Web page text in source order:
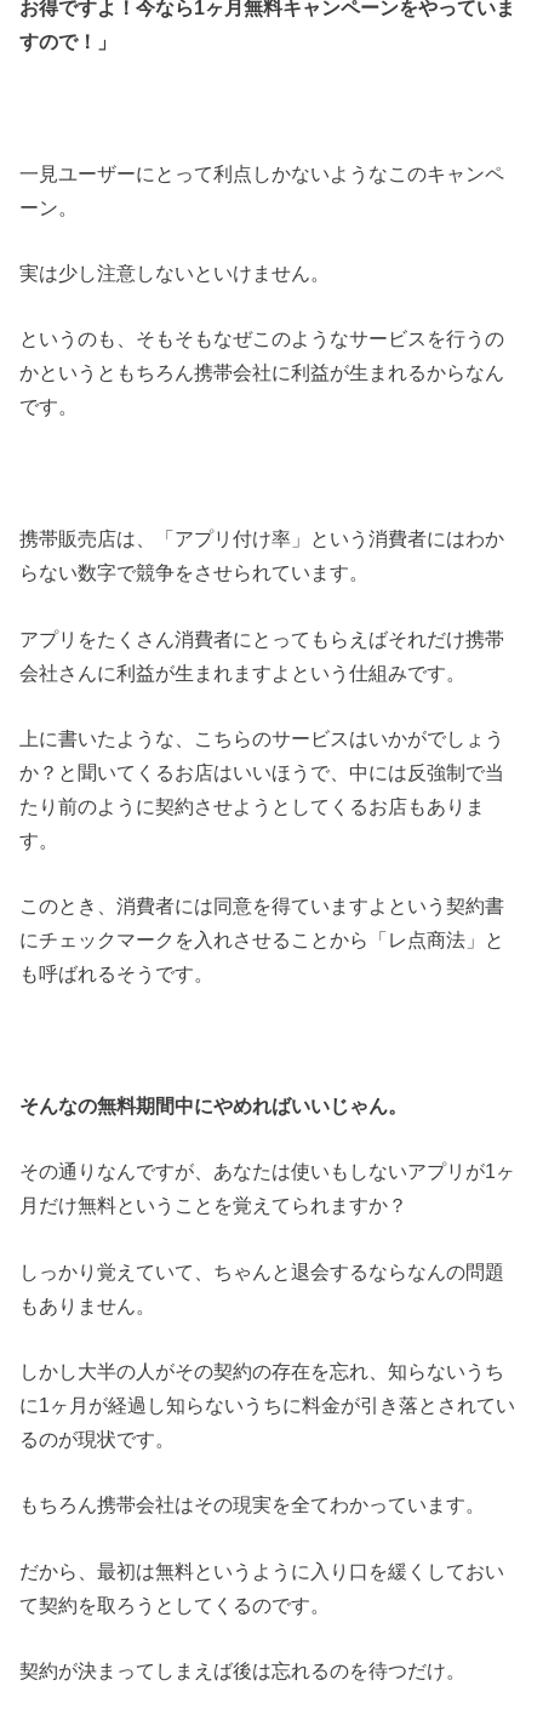
お得ですよ！今なら1ヶ月無料キャンペーンをやっていま
すので！」
一見ユーザーにとって利点しかないようなこのキャンペ
ーン。
実は少し注意しないといけません。
というのも、そもそもなぜこのようなサービスを行うの
かというともちろん携帯会社に利益が生まれるからなん
です。
携帯販売店は、「アプリ付け率」という消費者にはわか
らない数字で競争をさせられています。
アプリをたくさん消費者にとってもらえばそれだけ携帯
会社さんに利益が生まれますよという仕組みです。
上に書いたような、こちらのサービスはいかがでしょう
か？と聞いてくるお店はいいほうで、中には反強制で当
たり前のように契約させようとしてくるお店もありま
す。
このとき、消費者には同意を得ていますよという契約書
にチェックマークを入れさせることから「レ点商法」と
も呼ばれるそうです。
そんなの無料期間中にやめればいいじゃん。
その通りなんですが、あなたは使いもしないアプリが1ヶ
月だけ無料ということを覚えてられますか？
しっかり覚えていて、ちゃんと退会するならなんの問題
もありません。
しかし大半の人がその契約の存在を忘れ、知らないうち
に1ヶ月が経過し知らないうちに料金が引き落とされてい
るのが現状です。
もちろん携帯会社はその現実を全てわかっています。
だから、最初は無料というように入り口を緩くしておい
て契約を取ろうとしてくるのです。
契約が決まってしまえば後は忘れるのを待つだけ。